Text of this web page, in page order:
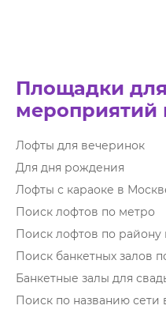
Площадки
мероприятий
Лофты для вечеринок
Для дня рождения
Лофты с караоке в
Поиск лофтов по метро
Поиск лофтов по району
Поиск банкетных залов
Банкетные залы для
Поиск по названию сети